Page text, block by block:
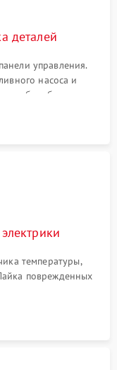
деталей
управления.
насоса и
барабана и
на разрывы.
температуры,
поврежденных
и контактов.